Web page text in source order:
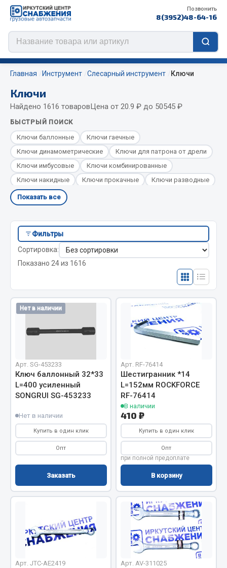
Позвонить
8(3952)48-64-16
Цепи противоскольжения
ЦЕПИ РОССИЯ
ЦЕПИ BOHU (Китай)
Изготовление цепей на колеса BOHU
QITONG
Весь раздел
Отопители салона, подогреватели
Автономные воздушные отопители
Подогреватели тосола
Автозвук
Автокаталоги
Аптечки и знаки автомобильные
Брызговики
Вентиляторы кабины
Показать ещё
Смазочные материалы
Масла
Главная Инструмент Слесарный инструмент Ключи
Ключи
Найдено 1616 товаровЦена от 20.9 ₽ до 50545 ₽
БЫСТРЫЙ ПОИСК
Ключи баллонные
Ключи гаечные
Ключи динамометрические
Ключи для патрона от дрели
Ключи имбусовые
Ключи комбинированные
Ключи накидные
Ключи прокачные
Ключи разводные
Ключи рожковые
Ключи трубки торцевые
Ключи трубные рычажные
Ключи-трещотки
Показать все
Фильтры
Сортировка:
Показано 24 из 1616
Нет в наличии
Арт. SG-453233
Ключ баллонный 32*33
L=400 усиленный
SONGRUI SG-453233
Нет в наличии
Купить в один клик
Опт
Заказать
Арт. RF-76414
Шестигранник *14
L=152мм ROCKFORCE
RF-76414
В наличии
410 ₽
Купить в один клик
Опт
при полной предоплате
В корзину
Арт. JTC-AE2419 Арт. AV-311025